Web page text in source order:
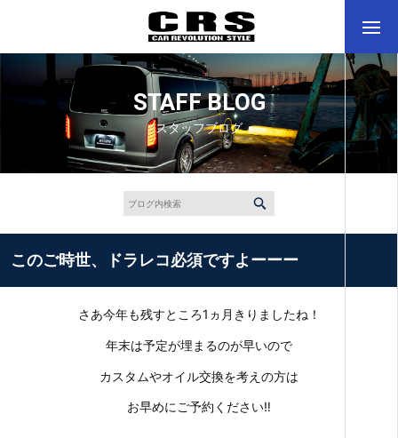
STAFF BLOG
スタッフブログ
このご時世、ドラレコ必須ですよーーー
さあ今年も残すところ1ヵ月きりましたね！
年末は予定が埋まるのが早いので
カスタムやオイル交換を考えの方は
お早めにご予約ください‼